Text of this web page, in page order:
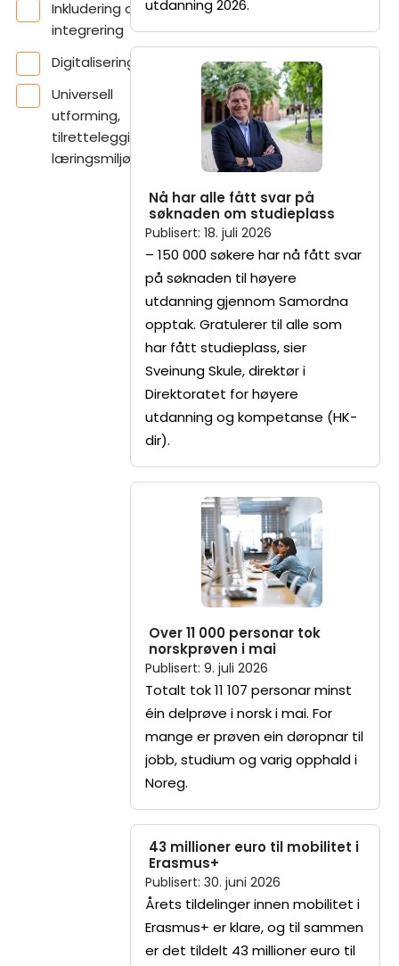
Inkludering og
integrering
Digitalisering
Universell
utforming,
tilrettelegging og
læringsmiljø
utdanning 2026.
Nå har alle fått svar på
søknaden om studieplass
Publisert: 18. juli 2026
– 150 000 søkere har nå fått svar
på søknaden til høyere
utdanning gjennom Samordna
opptak. Gratulerer til alle som
har fått studieplass, sier
Sveinung Skule, direktør i
Direktoratet for høyere
utdanning og kompetanse (HK-
dir).
Over 11 000 personar tok
norskprøven i mai
Publisert: 9. juli 2026
Totalt tok 11 107 personar minst
éin delprøve i norsk i mai. For
mange er prøven ein døropnar til
jobb, studium og varig opphald i
Noreg.
43 millioner euro til mobilitet i
Erasmus+
Publisert: 30. juni 2026
Årets tildelinger innen mobilitet i
Erasmus+ er klare, og til sammen
er det tildelt 43 millioner euro til